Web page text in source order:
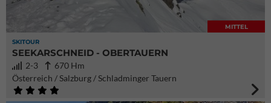
SKITOUR
MITTEL
SEEKARSCHNEID - OBERTAUERN
2-3
670 Hm
Österreich / Salzburg / Schladminger Tauern